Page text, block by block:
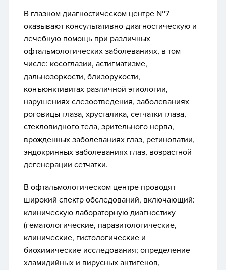
В глазном диагностическом центре №7
оказывают консультативно-диагностическую и
лечебную помощь при различных
офтальмологических заболеваниях, в том
числе: косоглазии, астигматизме,
дальнозоркости, близорукости,
конъюнктивитах различной этиологии,
нарушениях слезоотведения, заболеваниях
роговицы глаза, хрусталика, сетчатки глаза,
стекловидного тела, зрительного нерва,
врожденных заболеваниях глаз, ретинопатии,
эндокринных заболеваниях глаз, возрастной
дегенерации сетчатки.
В офтальмологическом центре проводят
широкий спектр обследований, включающий:
клиническую лабораторную диагностику
(гематологические, паразитологические,
клинические, гистологические и
биохимические исследования; определение
хламидийных и вирусных антигенов,